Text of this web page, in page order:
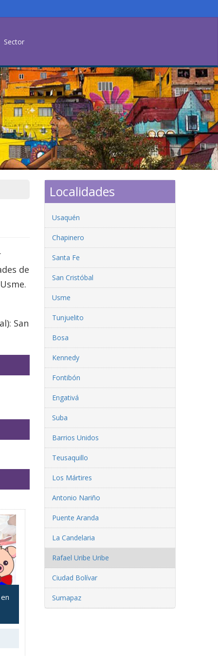
Sector
de
San
Localidades
Usaquén
Chapinero
Santa Fe
San Cristóbal
Usme
Tunjuelito
Bosa
Kennedy
Fontibón
Engativá
Suba
Barrios Unidos
Teusaquillo
Los Mártires
Antonio Nariño
Puente Aranda
La Candelaria
Rafael Uribe Uribe
Ciudad Bolívar
Sumapaz